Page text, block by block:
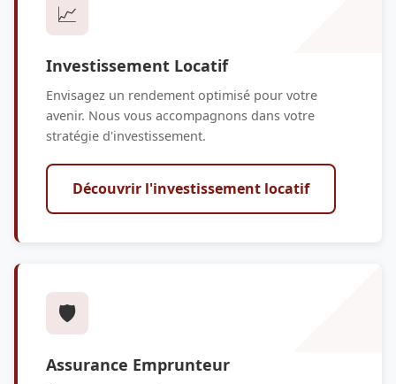
📈
Investissement Locatif
Envisagez un rendement optimisé pour votre
avenir. Nous vous accompagnons dans votre
stratégie d'investissement.
Découvrir l'investissement locatif
🛡️
Assurance Emprunteur